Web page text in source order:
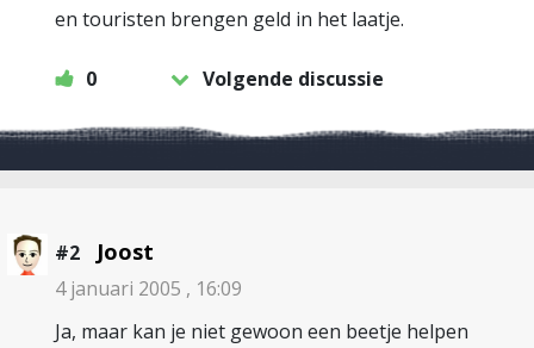
en touristen brengen geld in het laatje.
0 Volgende discussie
#2 Joost
4 januari 2005 , 16:09
Ja, maar kan je niet gewoon een beetje helpen